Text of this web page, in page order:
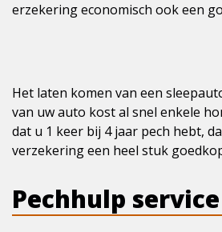
erzekering economisch ook een
Het laten komen van een
van uw auto kost al snel enkele
dat u 1 keer bij 4 jaar pech hebt,
verzekering een heel stuk
Pechhulp service